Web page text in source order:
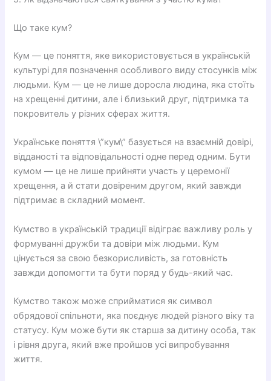
Що таке кум?
Кум — це поняття, яке використовується в українській
культурі для позначення особливого виду стосунків між
людьми. Кум — це не лише доросла людина, яка стоїть
на хрещенні дитини, але і близький друг, підтримка та
покровитель у різних сферах життя.
Українське поняття \”кум\” базується на взаємній довірі,
відданості та відповідальності одне перед одним. Бути
кумом — це не лише прийняти участь у церемонії
хрещення, а й стати довіреним другом, який завжди
підтримає в складний момент.
Кумство в українській традиції відіграє важливу роль у
формуванні дружби та довіри між людьми. Кум
цінується за свою безкорисливість, за готовність
завжди допомогти та бути поряд у будь-який час.
Кумство також може сприйматися як символ
обрядової спільноти, яка поєднує людей різного віку та
статусу. Кум може бути як старша за дитину особа, так
і рівня друга, який вже пройшов усі випробування
життя.